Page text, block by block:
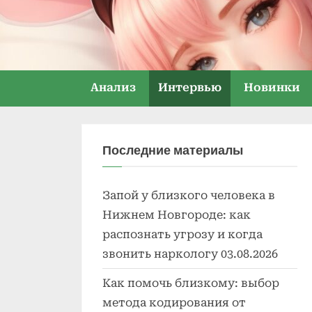
Анализ Интервью Новинки
Последние материалы
Запой у близкого человека в
Нижнем Новгороде: как
распознать угрозу и когда
звонить наркологу 03.08.2026
Как помочь близкому: выбор
метода кодирования от